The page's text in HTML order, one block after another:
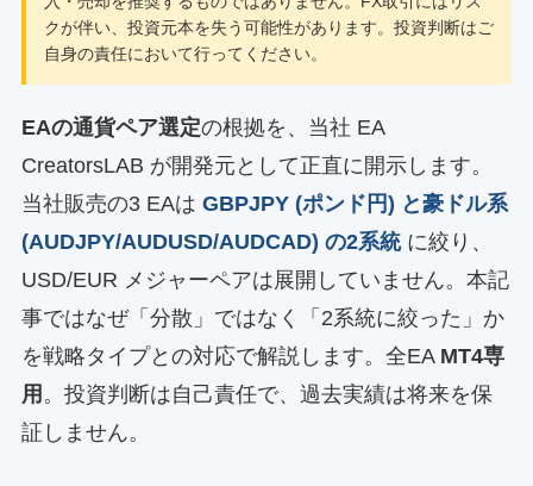
クが伴い、投資元本を失う可能性があります。投資判断はご
自身の責任において行ってください。
EAの通貨ペア選定の根拠を、当社 EA
CreatorsLAB が開発元として正直に開示します。
当社販売の3 EAは GBPJPY (ポンド円) と豪ドル系
(AUDJPY/AUDUSD/AUDCAD) の2系統に絞り、
USD/EUR メジャーペアは展開していません。本記
事ではなぜ「分散」ではなく「2系統に絞った」か
を戦略タイプとの対応で解説します。全EA MT4専
用 。投資判断は自己責任で、過去実績は将来を保
証しません。